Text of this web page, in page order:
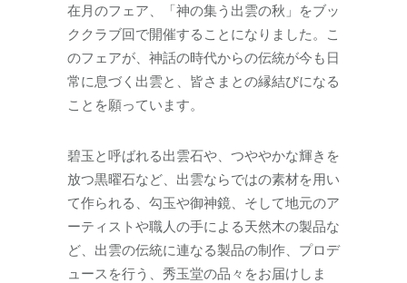
在月のフェア、「神の集う出雲の秋」をブッ
ククラブ回で開催することになりました。こ
のフェアが、神話の時代からの伝統が今も日
常に息づく出雲と、皆さまとの縁結びになる
ことを願っています。
碧玉と呼ばれる出雲石や、つややかな輝きを
放つ黒曜石など、出雲ならではの素材を用い
て作られる、勾玉や御神鏡、そして地元のア
ーティストや職人の手による天然木の製品な
ど、出雲の伝統に連なる製品の制作、プロデ
ュースを行う、秀玉堂の品々をお届けしま